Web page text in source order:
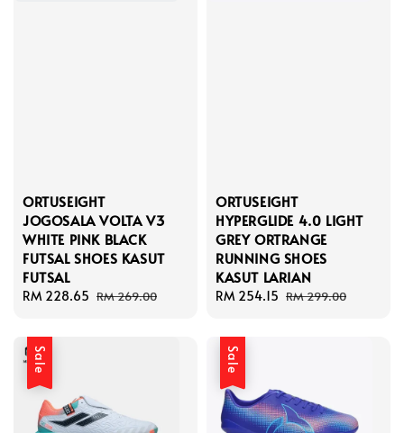
ORTUSEIGHT
JOGOSALA VOLTA V3
WHITE PINK BLACK
FUTSAL SHOES KASUT
FUTSAL
Sale
RM 228.65 Regular
RM 269.00
ORTUSEIGHT
HYPERGLIDE 4.0 LIGHT
GREY ORTRANGE
RUNNING SHOES
KASUT LARIAN
Sale
RM 254.15 Regular
RM 299.00
Sale Sale